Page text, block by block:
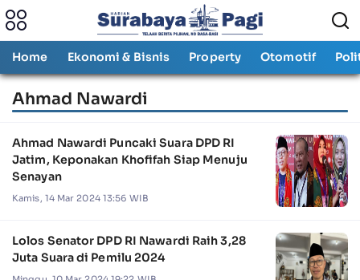
Home Ekonomi & Bisnis Property Otomotif
Ahmad Nawardi
Ahmad Nawardi Puncaki Suara DPD RI
Jatim, Keponakan Khofifah Siap Menuju
Senayan
Kamis, 14 Mar 2024 13:56 WIB
Lolos Senator DPD RI Nawardi Raih 3,28
Juta Suara di Pemilu 2024